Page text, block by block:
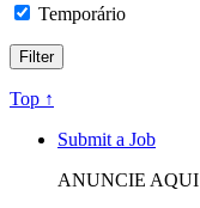
Temporário
Top ↑
Submit a Job
ANUNCIE AQUI